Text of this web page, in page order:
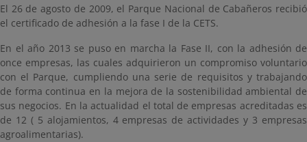
El 26 de agosto de 2009, el Parque Nacional de Cabañeros recibió
el certificado de adhesión a la fase I de la CETS.
En el año 2013 se puso en marcha la Fase II, con la adhesión de
once empresas, las cuales adquirieron un compromiso voluntario
con el Parque, cumpliendo una serie de requisitos y trabajando
de forma continua en la mejora de la sostenibilidad ambiental de
sus negocios. En la actualidad el total de empresas acreditadas es
de 12 ( 5 alojamientos, 4 empresas de actividades y 3 empresas
agroalimentarias).